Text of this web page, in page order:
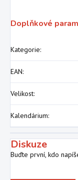
Doplňkové
Kategorie:
EAN:
Velikost:
Kalendárium:
Diskuze
Buďte první, kdo